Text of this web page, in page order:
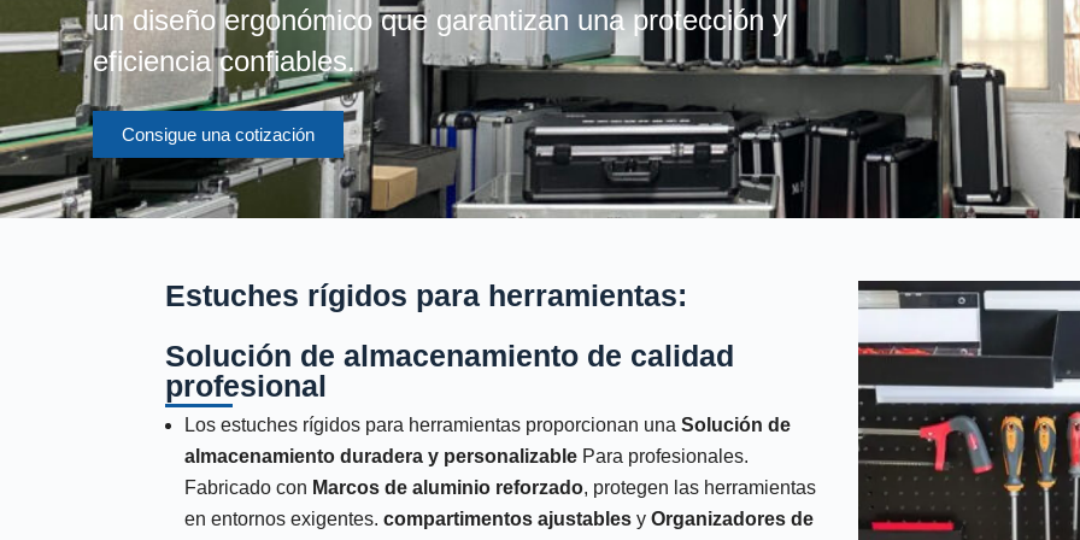
un diseño ergonómico que garantizan una protección y
eficiencia confiables.
Consigue una cotización
Estuches rígidos para herramientas:
Solución de almacenamiento de calidad
profesional
Los estuches rígidos para herramientas proporcionan unaSolución de
almacenamiento duradera y personalizable Para profesionales.
Fabricado con Marcos de aluminio reforzado, protegen las herramientas
en entornos exigentes.compartimentos ajustables yOrganizadores de